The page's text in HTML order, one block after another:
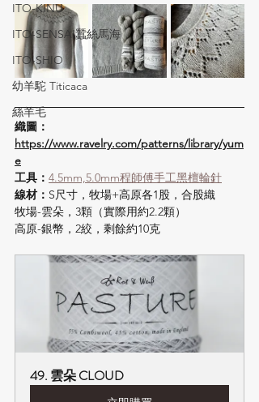
ITO-KINU
ITO-SENSAI蠶絲馬海
ITO-SHIO
幼羊駝 Titicaca
絲羊毛
織圖：
https://www.ravelry.com/patterns/library/yum
e
工具： 4.5mm,5.0mm程師傅手工黑檀輪針
線材： S尺寸，牧場+高原各1股，合股織
牧場-雲朵，3顆（實際用約2.2顆）
高原-銀幣，2絞，剩餘約10克
49. 雲朵 CLOUD